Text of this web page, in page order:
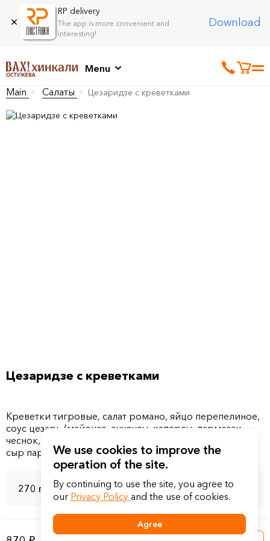
RP delivery
The app is more convenient and
interesting!
Download
Menu
Main
Салаты Цезаридзе с креветками
Цезаридзе с креветками
Креветки тигровые, салат романо, яйцо перепелиное,
соус цезарь (майонез, анчоусы, каперсы, пармезан,
чеснок, шрирача, соус ворчестер), помидор черри,
270 г
We use cookies to improve the
operation of the site.
By continuing to use the site, you agree to
our Privacy Policy and the use of cookies.
Agree